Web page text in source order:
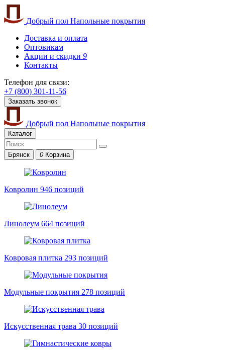
Добрый пол Напольные покрытия
Доставка и оплата
Оптовикам
Акции и скидки 9
Контакты
Телефон для связи:
+7 (800) 301-11-56
Заказать звонок
Добрый пол Напольные покрытия
Каталог
Брянск 0 Корзина
Ковролин 946 позиций
Линолеум 664 позиций
Ковровая плитка 293 позиций
Модульные покрытия 278 позиций
Искусственная трава 30 позиций